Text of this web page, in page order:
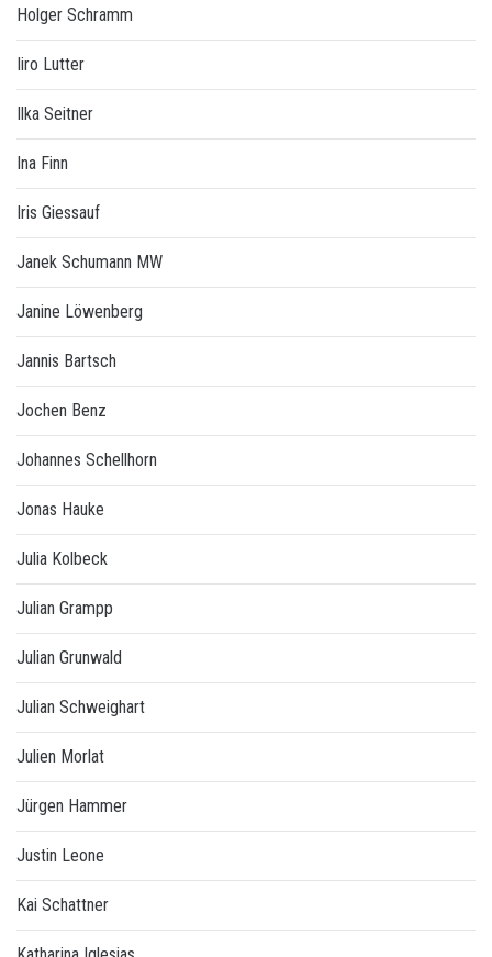
Holger Schramm
Iiro Lutter
Ilka Seitner
Ina Finn
Iris Giessauf
Janek Schumann MW
Janine Löwenberg
Jannis Bartsch
Jochen Benz
Johannes Schellhorn
Jonas Hauke
Julia Kolbeck
Julian Grampp
Julian Grunwald
Julian Schweighart
Julien Morlat
Jürgen Hammer
Justin Leone
Kai Schattner